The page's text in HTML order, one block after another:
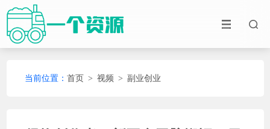
当前位置： 首页 > 视频 > 副业创业